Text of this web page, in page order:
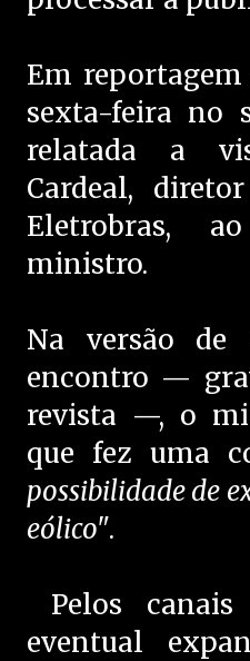
Em
sexta-feira no
relatada a
Cardeal,
Eletrobras,
ministro.
Na versão de
encontro —
revista —, o
que fez uma
possibilidade de
eólico".
Pelos canais
eventual